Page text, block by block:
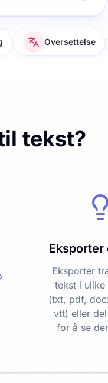
Oversettelse
tekst?
Eksporter
Eksporter
tekst i
(txt, pdf,
vtt) eller
for å se